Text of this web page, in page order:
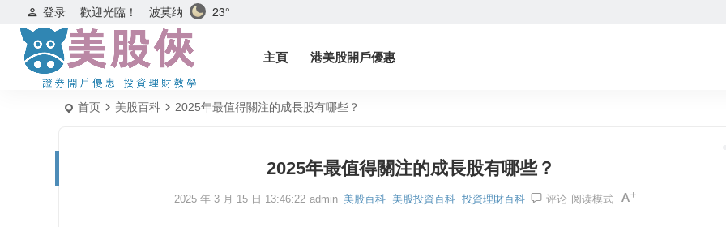
歡迎光臨！
登录 波莫纳 23°
主頁 港美股開戶優惠
首页 美股百科 2025年最值得關注的成長股有哪些？
2025年最值得關注的成長股有哪些？
2025 年 3 月 15 日 13:46:22 admin 美股百科 美股投資百科 投資理財百科 评论 阅读模式